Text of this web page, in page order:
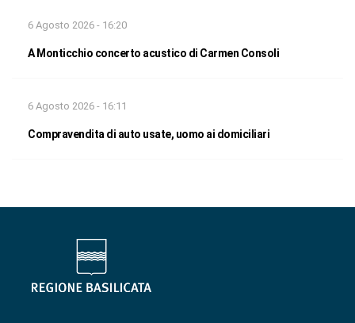
6 Agosto 2026 - 16:20
A Monticchio concerto acustico di Carmen Consoli
6 Agosto 2026 - 16:11
Compravendita di auto usate, uomo ai domiciliari